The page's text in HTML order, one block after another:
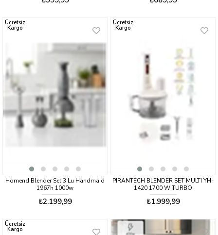
Homend Blender Set 3 Lu Handmaid
1967h 1000w
₺2.199,99
Ücretsiz
Kargo
PIRANTECH BLENDER SET MULTI YH-
1420 1700 W TURBO
₺1.999,99
Ücretsiz
Kargo
Ücretsiz
Kargo